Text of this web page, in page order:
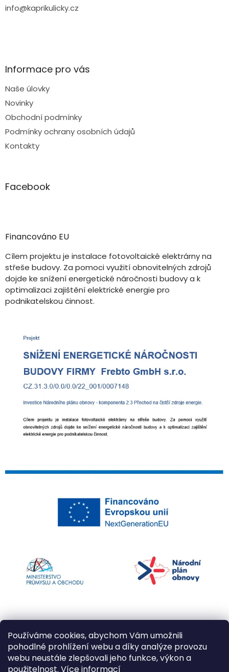
Používáme cookies, abychom Vám umožnili
pohodlné prohlížení webu a díky analýze provozu
webu neustále zlepšovali jeho funkce, výkon a
použitelnost. Více informací
info@kaprikulicky.cz
Informace pro vás
Naše úlovky
Novinky
Obchodní podmínky
Podmínky ochrany osobních údajů
Kontakty
Facebook
Financováno EU
Cílem projektu je instalace fotovoltaické elektrárny na
střeše budovy. Za pomoci využití obnovitelných zdrojů
dojde ke snížení energetické náročnosti budovy a k
optimalizaci zajištění elektrické energie pro
podnikatelskou činnost.